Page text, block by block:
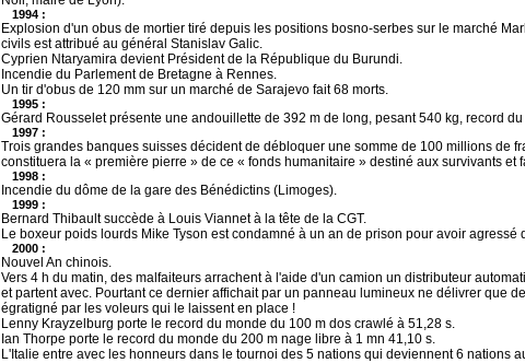
1994 :
Explosion d'un obus de mortier tiré depuis les positions bosno-serbes sur le marché
civils est attribué au général Stanislav Galic.
Cyprien Ntaryamira devient Président de la République du Burundi.
Incendie du Parlement de Bretagne à Rennes.
Un tir d'obus de 120 mm sur un marché de Sarajevo fait 68 morts.
1995 :
Gérard Rousselet présente une andouillette de 392 m de long, pesant 540 kg, record du
1997 :
Trois grandes banques suisses décident de débloquer une somme de 100 millions de
constituera la « première pierre » de ce « fonds humanitaire » destiné aux survivants et
1998 :
Incendie du dôme de la gare des Bénédictins (Limoges).
1999 :
Bernard Thibault succède à Louis Viannet à la tête de la CGT.
Le boxeur poids lourds Mike Tyson est condamné à un an de prison pour avoir
2000 :
Nouvel An chinois.
Vers 4 h du matin, des malfaiteurs arrachent à l'aide d'un camion un distributeur
et partent avec. Pourtant ce dernier affichait par un panneau lumineux ne délivrer que
égratigné par les voleurs qui le laissent en place !
Lenny Krayzelburg porte le record du monde du 100 m dos crawlé à 51,28 s.
Ian Thorpe porte le record du monde du 200 m nage libre à 1 mn 41,10 s.
L'Italie entre avec les honneurs dans le tournoi des 5 nations qui deviennent 6 nations